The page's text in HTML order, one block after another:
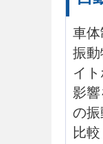
車
振
イ
影
の
比